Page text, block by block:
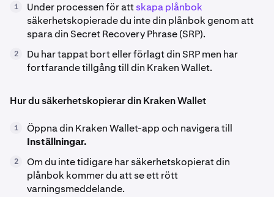
1 Under processen för attskapa plånbok
säkerhetskopierade du inte din plånbok genom att
spara din Secret Recovery Phrase (SRP).
2
Du har tappat bort eller förlagt din SRP men har
fortfarande tillgång till din Kraken Wallet.
Hur du säkerhetskopierar din Kraken Wallet
1
Öppna din Kraken Wallet-app och navigera till
Inställningar.
2
Om du inte tidigare har säkerhetskopierat din
plånbok kommer du att se ett rött
varningsmeddelande.